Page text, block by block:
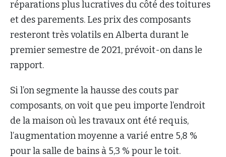
réparations plus lucratives du côté des toitures
et des parements. Les prix des composants
resteront très volatils en Alberta durant le
premier semestre de 2021, prévoit-on dans le
rapport.
Si l’on segmente la hausse des couts par
composants, on voit que peu importe l’endroit
de la maison où les travaux ont été requis,
l’augmentation moyenne a varié entre 5,8 %
pour la salle de bains à 5,3 % pour le toit.